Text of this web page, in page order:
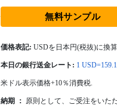
無料サンプル
価格表記: USDを日本円(税抜)に換算
本日の銀行送金レート: 1
米ドル表示価格+10％消費税.
納期 ： 原則として、ご受注をいた